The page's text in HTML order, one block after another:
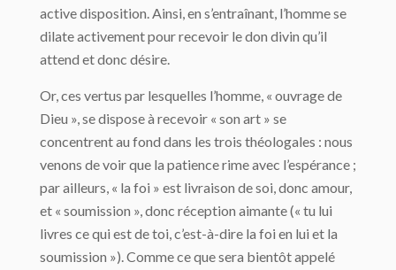
active disposition. Ainsi, en s’entraînant, l’homme se
dilate activement pour recevoir le don divin qu’il
attend et donc désire.
Or, ces vertus par lesquelles l’homme, « ouvrage de
Dieu », se dispose à recevoir « son art » se
concentrent au fond dans les trois théologales : nous
venons de voir que la patience rime avec l’espérance ;
par ailleurs, « la foi » est livraison de soi, donc amour,
et « soumission », donc réception aimante (« tu lui
livres ce qui est de toi, c’est-à-dire la foi en lui et la
soumission »). Comme ce que sera bientôt appelé